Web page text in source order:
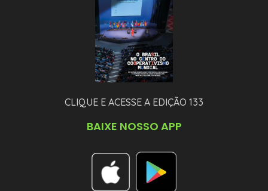
CLIQUE E ACESSE A EDIÇÃO 133
BAIXE NOSSO APP